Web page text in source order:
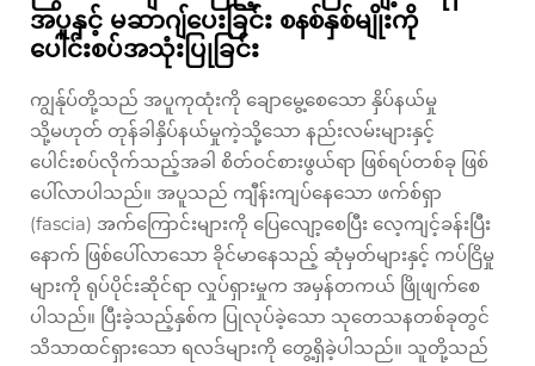
အပူနှင့် မဆာဂျ်ပေးခြင်း စနစ်နှစ်မျိုးကို
ပေါင်းစပ်အသုံးပြုခြင်း
ကျွန်ုပ်တို့သည် အပူကုထုံးကို ချောမွေ့စေသော နှိပ်နယ်မှု
သို့မဟုတ် တုန်ခါနှိပ်နယ်မှုကဲ့သို့သော နည်းလမ်းများနှင့်
ပေါင်းစပ်လိုက်သည့်အခါ စိတ်ဝင်စားဖွယ်ရာ ဖြစ်ရပ်တစ်ခု ဖြစ်
ပေါ်လာပါသည်။ အပူသည် ကျီန်းကျပ်နေသော ဖက်စ်ရှာ
(fascia) အက်ကြောင်းများကို ပြေလျော့စေပြီး လေ့ကျင့်ခန်းပြီး
နောက် ဖြစ်ပေါ်လာသော ခိုင်မာနေသည့် ဆုံမှတ်များနှင့် ကပ်ငြိမှု
များကို ရုပ်ပိုင်းဆိုင်ရာ လှုပ်ရှားမှုက အမှန်တကယ် ဖြိုဖျက်စေ
ပါသည်။ ပြီးခဲ့သည့်နှစ်က ပြုလုပ်ခဲ့သော သုတေသနတစ်ခုတွင်
သိသာထင်ရှားသော ရလဒ်များကို တွေ့ရှိခဲ့ပါသည်။ သူတို့သည်